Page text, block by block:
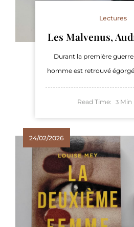
Lectures
Les Malvenus,
Durant la première
homme est retrouvé
Read Time: 3 Min
24/02/2026